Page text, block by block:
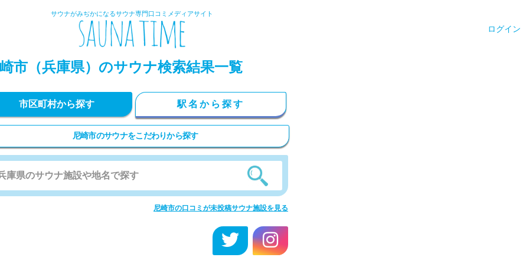
サウナがみぢかになるサウナ専門口コミメディアサイト
ログイン
市 （兵庫県）のサウナ検索結果一覧
市区町村から探す 駅名から探す
尼崎市のサウナをこだわりから探す
尼崎市の口コミが未投稿サウナ施設を見る